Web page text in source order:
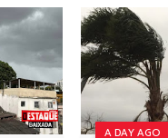
A DAY AGO